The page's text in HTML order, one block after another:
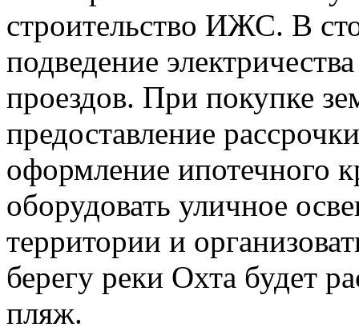
строительство ИЖС. В
подведение
проездов. При покупке
предоставление
оформление ипотечного
оборудовать уличное
территории и
берегу реки Охта будет
пляж.